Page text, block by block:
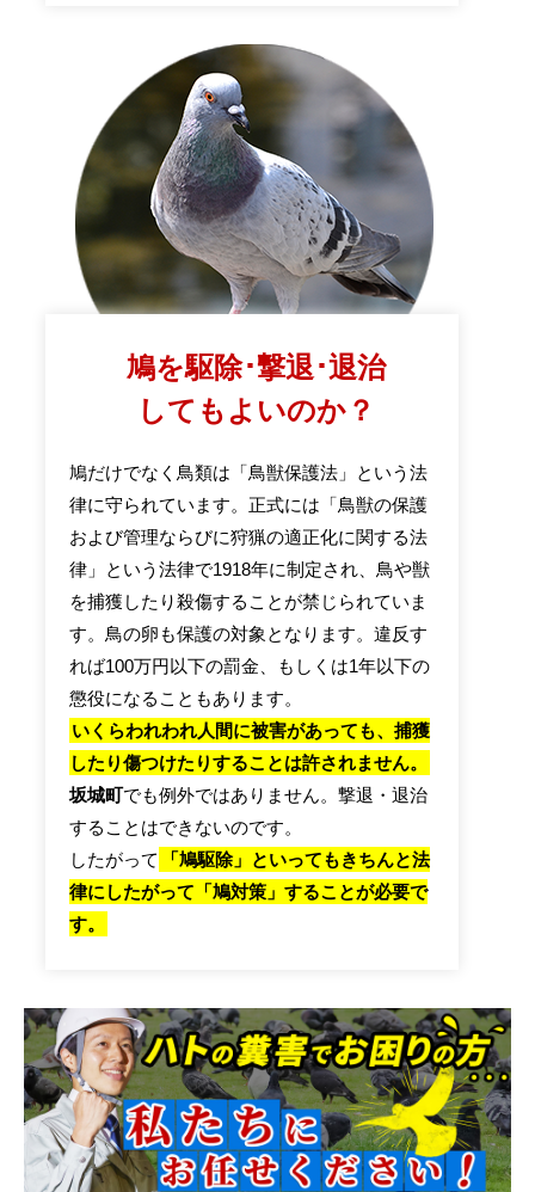
鳩を駆除･撃退･退治
してもよいのか？
鳩だけでなく鳥類は「鳥獣保護法」という法
律に守られています。正式には「鳥獣の保護
および管理ならびに狩猟の適正化に関する法
律」という法律で1918年に制定され、鳥や獣
を捕獲したり殺傷することが禁じられていま
す。鳥の卵も保護の対象となります。違反す
れば100万円以下の罰金、もしくは1年以下の
懲役になることもあります。
いくらわれわれ人間に被害があっても、捕獲
したり傷つけたりすることは許されません。
坂城町でも例外ではありません。撃退・退治
することはできないのです。
したがって
「鳩駆除」といってもきちんと法
律にしたがって「鳩対策」することが必要で
す。